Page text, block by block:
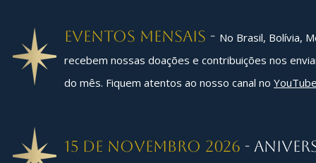
eventos mensais - No Brasil, Bolívia,
recebem nossas doações e contribuições nos
do mês. Fiquem atentos ao nosso canal no
15 de novembro 2026 -